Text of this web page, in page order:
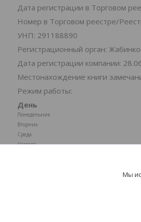
Дата регистрации в Торговом
Номер в Торговом реестре/
УНП: 291188890
Регистрационный орган:
Дата регистрации компании:
Местонахождение книги
Режим работы:
День
Понедельник
Вторник
Среда
Четверг
Мы